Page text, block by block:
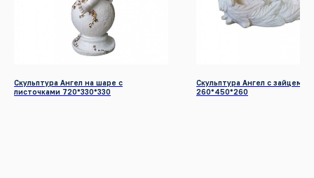
Скульптура Ангел на шаре с
листочками 720*330*330
Скульптура Ангел с зайцем
260*450*260
Памятники
© 2022-2026 Все права защищены
Разработка сайтов